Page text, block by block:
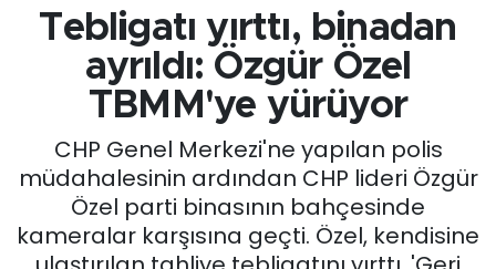
Tebligatı yırttı, binadan
ayrıldı: Özgür Özel
TBMM'ye yürüyor
CHP Genel Merkezi'ne yapılan polis
müdahalesinin ardından CHP lideri Özgür
Özel parti binasının bahçesinde
kameralar karşısına geçti. Özel, kendisine
EGE
EĞİTİM
EKONOMİ
English News
Süper Lig Puan Durumu ve Fikstür
Tüm Manşetler
Son Dakika Haberleri
Haber Arşivi